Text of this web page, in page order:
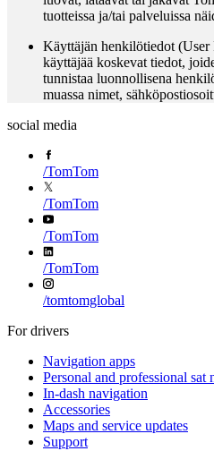
tuotteissa ja/tai palveluissa
Käyttäjän henkilötiedot (User
käyttäjää koskevat tiedot,
tunnistaa luonnollisena
muassa nimet,
social media
/TomTom
/TomTom
/TomTom
/TomTom
/tomtomglobal
For drivers
Navigation apps
Personal and professional sat
In-dash navigation
Accessories
Maps and service updates
Support